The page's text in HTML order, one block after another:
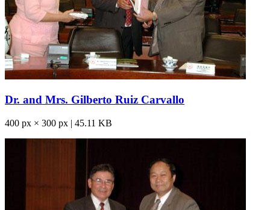
Dr. and Mrs. Gilberto Ruiz Carvallo
400 px × 300 px | 45.11 KB